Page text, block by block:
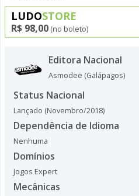
LUDOSTORE
R$ 98,00 (no boleto)
Editora Nacional
Asmodee (Galápagos)
Status Nacional
Lançado (Novembro/2018)
Dependência de Idioma
Nenhuma
Domínios
Jogos Expert
Mecânicas